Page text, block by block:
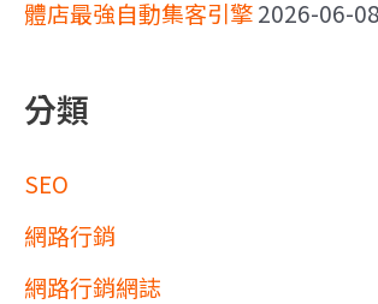
體店最強自動集客引擎2026-06-08
分類
SEO
網路行銷
網路行銷網誌